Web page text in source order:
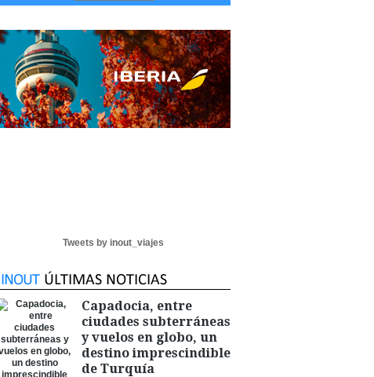
Tweets by inout_viajes
Capadocia, entre
ciudades subterráneas
y vuelos en globo, un
destino imprescindible
de Turquía